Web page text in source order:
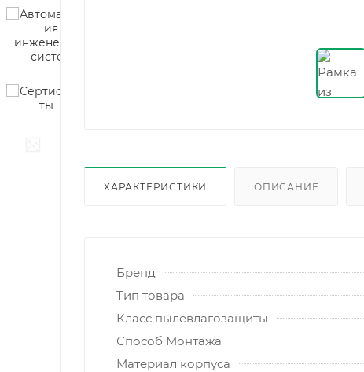
ХАРАКТЕРИСТИКИ ОПИСАНИЕ
Бренд
Тип товара
Класс пылевлагозащиты
Способ Монтажа
Материал корпуса